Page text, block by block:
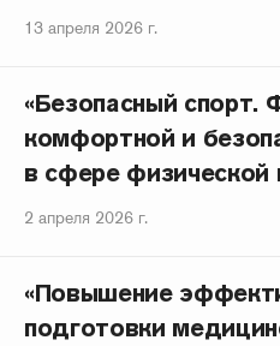
13 апреля 2026 г.
«Безопасный спорт.
комфортной и
в сфере физической
2 апреля 2026 г.
«Повышение
подготовки